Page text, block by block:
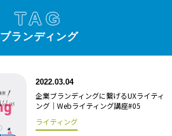
TAG
ブランディング
2022.03.04
企業ブランディングに繋げるUXライティ
ング｜Webライティング講座#05
ライティング